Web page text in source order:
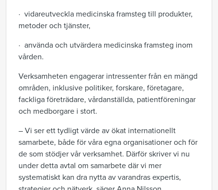
· vidareutveckla medicinska framsteg till produkter,
metoder och tjänster,
· använda och utvärdera medicinska framsteg inom
vården.
Verksamheten engagerar intressenter från en mängd
områden, inklusive politiker, forskare, företagare,
fackliga företrädare, vårdanställda, patientföreningar
och medborgare i stort.
– Vi ser ett tydligt värde av ökat internationellt
samarbete, både för våra egna organisationer och för
de som stödjer vår verksamhet. Därför skriver vi nu
under detta avtal om samarbete där vi mer
systematiskt kan dra nytta av varandras expertis,